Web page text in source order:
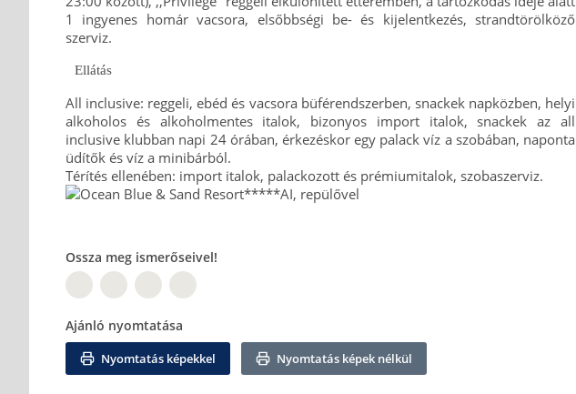
1 ingyenes homár vacsora, elsőbbségi be- és kijelentkezés, strandtörölköző
szerviz.
Ellátás
All inclusive: reggeli, ebéd és vacsora büférendszerben, snackek napközben, helyi
alkoholos és alkoholmentes italok, bizonyos import italok, snackek az all
inclusive klubban napi 24 órában, érkezéskor egy palack víz a szobában, naponta
üdítők és víz a minibárból.
Térítés ellenében: import italok, palackozott és prémiumitalok, szobaszerviz.
Ossza meg ismerőseivel!
Ajánló nyomtatása
Nyomtatás képekkel Nyomtatás képek nélkül